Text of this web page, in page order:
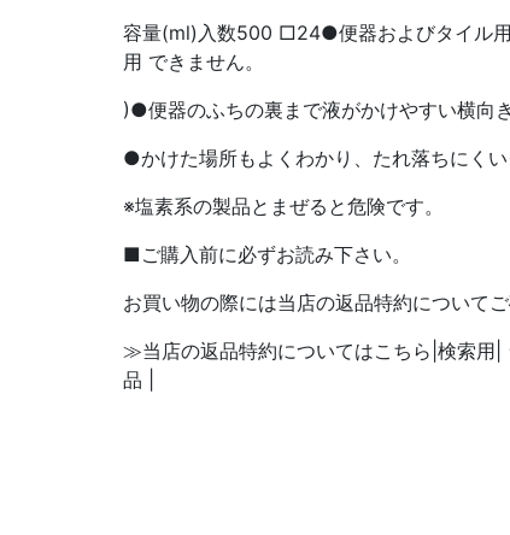
容量(ml)入数500 □24●便器およびタイル
用 できません。
)●便器のふちの裏まで液がかけやすい横向き
●かけた場所もよくわかり、たれ落ちにくい
※塩素系の製品とまぜると危険です。
■ご購入前に必ずお読み下さい。
お買い物の際には当店の返品特約について
≫当店の返品特約についてはこちら|検索用|
品 |